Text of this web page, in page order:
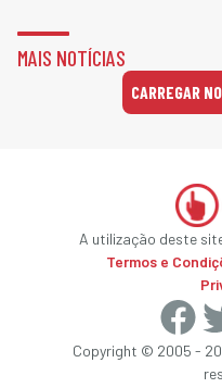
MAIS NOTÍCIAS
CARREGAR
A utilização deste
Termos e
Copyright © 2005 -